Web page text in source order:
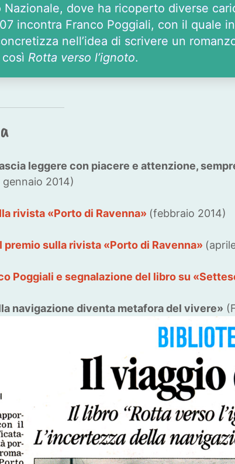
dove ha ricoperto diverse
incontra Franco Poggiali, con il quale
nell’idea di scrivere un
Rotta verso l’ignoto.
leggere con piacere e attenzione,
2014)
rivista «Porto di Ravenna» (febbraio 2014)
premio sulla rivista «Porto di Ravenna»
Poggiali e segnalazione del libro su
navigazione diventa metafora del vivere»